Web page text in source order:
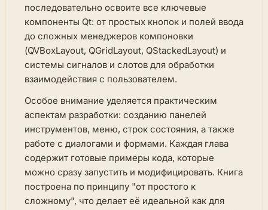
последовательно освоите все ключевые
компоненты Qt: от простых кнопок и полей ввода
до сложных менеджеров компоновки
(QVBoxLayout, QGridLayout, QStackedLayout) и
системы сигналов и слотов для обработки
взаимодействия с пользователем.
Особое внимание уделяется практическим
аспектам разработки: созданию панелей
инструментов, меню, строк состояния, а также
работе с диалогами и формами. Каждая глава
содержит готовые примеры кода, которые
можно сразу запустить и модифицировать. Книга
построена по принципу "от простого к
сложному", что делает её идеальной как для